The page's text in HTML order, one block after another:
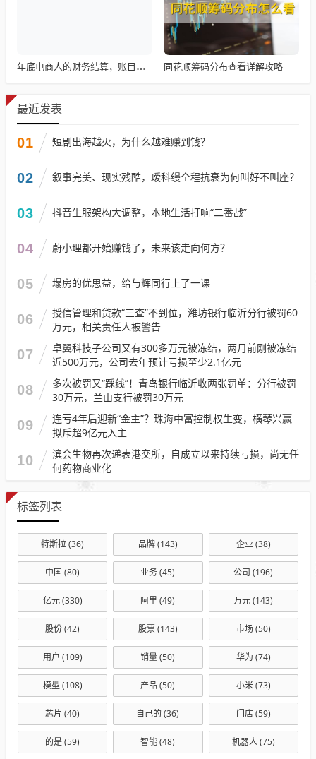
年底电商人的财务结算，账目清算与回顾 同花顺筹码分布查看详解攻略
最近发表
01 短剧出海越火，为什么越难赚到钱？
02 叙事完美、现实残酷，瑷科缦全程抗衰为何叫好不叫座？
03 抖音生服架构大调整，本地生活打响“二番战”
04 蔚小理都开始赚钱了，未来该走向何方？
05 塌房的优思益，给与辉同行上了一课
06
授信管理和贷款“三查”不到位，潍坊银行临沂分行被罚60
万元，相关责任人被警告
07
卓翼科技子公司又有300多万元被冻结，两月前刚被冻结
近500万元，公司去年预计亏损至少2.1亿元
08
多次被罚又“踩线”！青岛银行临沂收两张罚单：分行被罚
30万元，兰山支行被罚30万元
09
连亏4年后迎新“金主”？珠海中富控制权生变，横琴兴赢
拟斥超9亿元入主
10
滨会生物再次递表港交所，自成立以来持续亏损，尚无任
何药物商业化
标签列表
特斯拉(36) 品牌(143) 企业(38)
中国 (80) 业务(45) 公司 (196)
亿元(330) 阿里 (49) 万元(143)
股份(42) 股票(143) 市场(50)
用户 (109) 销量(50) 华为 (74)
模型 (108) 产品 (50) 小米(73)
芯片 (40) 自己的 (36) 门店(59)
的是(59) 智能(48) 机器人(75)